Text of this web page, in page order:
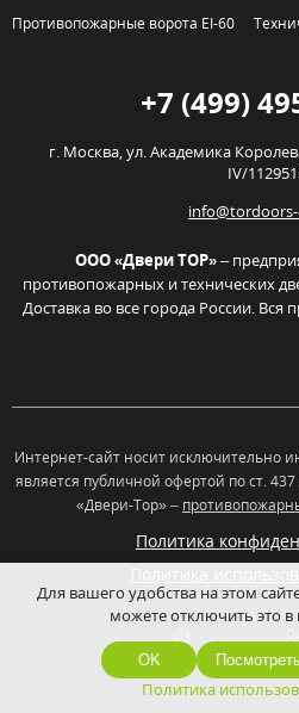
Противопожарные ворота EI-60
+7 (499)
г. Москва,ул. Академика
IV/
ООО «Двери ТОР»–
противопожарных и технических
Доставка во все города России. Вся
Интернет-сайт носит исключительно
является публичной офертой по ст.
«Двери-Тор» –
Политика
Сделано в
Для вашего удобства на этом
можете отключить это
OK
Политика